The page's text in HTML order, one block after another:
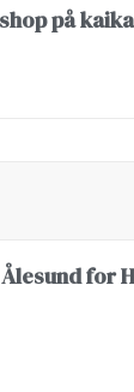
på
for